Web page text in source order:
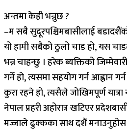
अन्तमा केही भन्नुछ ?
–म सबै सुदूरपश्चिमबासीलाई
यो हामी सबैको ठुलो चाड हो, यस
भन्न चाहन्छु । हरेक ब्यक्तिको
गर्ने हो, त्यसमा सहयोग गर्न आह्वान
कुरा रहने हो, त्यसैले जोखिमपूर्ण यात्रा
नेपाल प्रहरी अहोरात्र खटिएर
मज्जाले ढुक्कका साथ दशैं मनाउनुहोस